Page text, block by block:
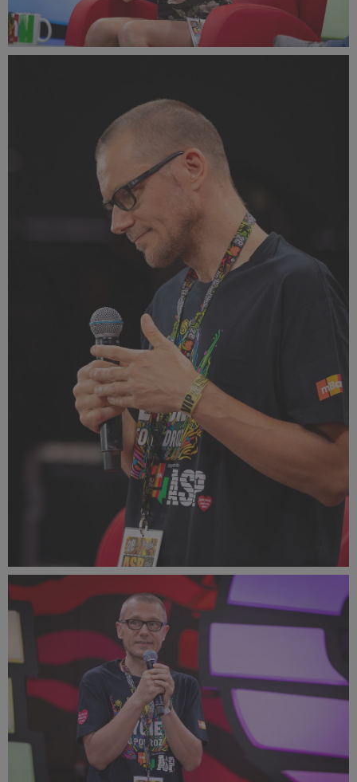
PR2022_Lucyna_Lewandowska_9249_small_1500x999.jpg
PR2022_Lucyna_Lewandowska_9216_small_999x1500.jpg
357 KB